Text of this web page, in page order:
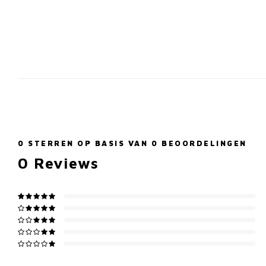
0 STERREN OP BASIS VAN 0 BEOORDELINGEN
0 Reviews